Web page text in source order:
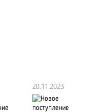
20.11.2023